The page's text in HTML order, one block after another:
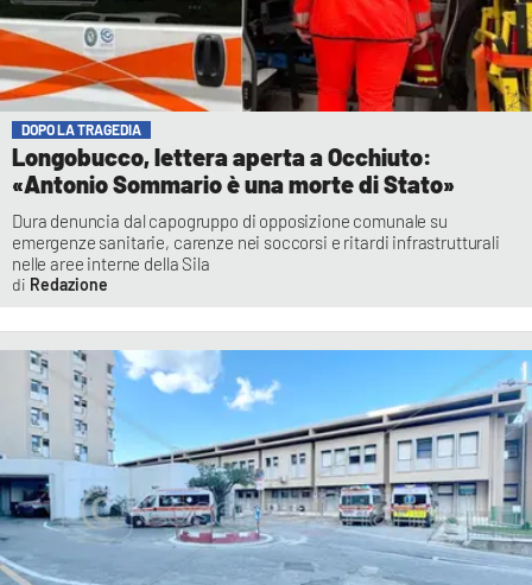
DOPO LA TRAGEDIA
Longobucco, lettera aperta a Occhiuto:
«Antonio Sommario è una morte di Stato»
Dura denuncia dal capogruppo di opposizione comunale su
emergenze sanitarie, carenze nei soccorsi e ritardi infrastrutturali
nelle aree interne della Sila
Redazione